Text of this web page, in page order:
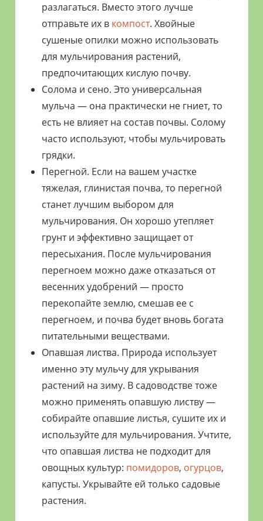
разлагаться. Вместо этого лучше
отправьте их в компост. Хвойные
сушеные опилки можно использовать
для мульчирования растений,
предпочитающих кислую почву.
Солома и сено. Это универсальная
мульча — она практически не гниет, то
есть не влияет на состав почвы. Солому
часто используют, чтобы мульчировать
грядки.
Перегной. Если на вашем участке
тяжелая, глинистая почва, то перегной
станет лучшим выбором для
мульчирования. Он хорошо утепляет
грунт и эффективно защищает от
пересыхания. После мульчирования
перегноем можно даже отказаться от
весенних удобрений — просто
перекопайте землю, смешав ее с
перегноем, и почва будет вновь богата
питательными веществами.
Опавшая листва. Природа использует
именно эту мульчу для укрывания
растений на зиму. В садоводстве тоже
можно применять опавшую листву —
собирайте опавшие листья, сушите их и
используйте для мульчирования. Учтите,
что опавшая листва не подходит для
овощных культур: помидоров, огурцов,
капусты. Укрывайте ей только садовые
растения.